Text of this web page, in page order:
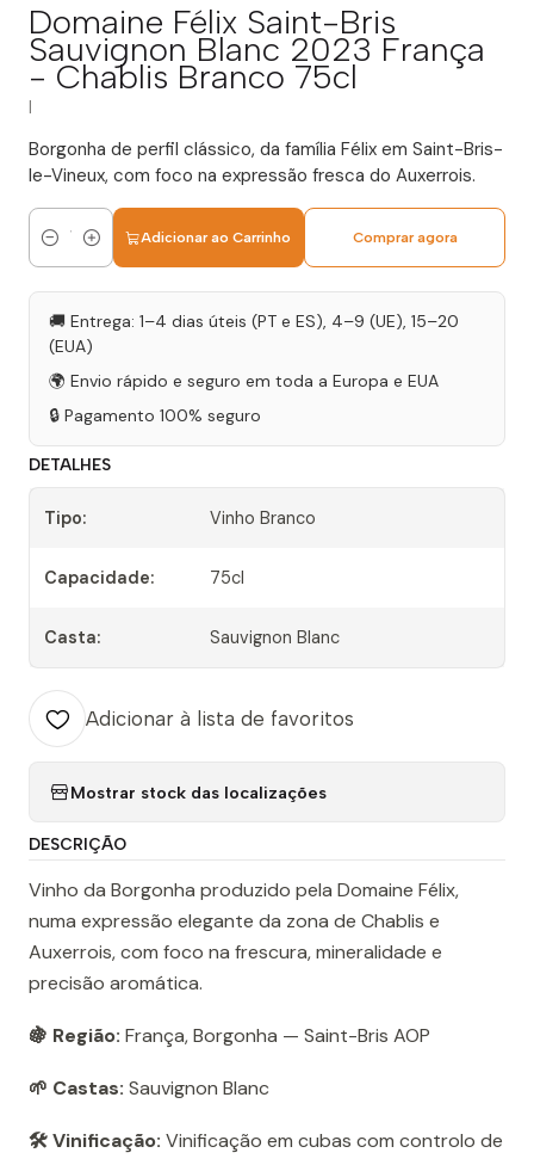
Domaine Félix Saint-Bris
Sauvignon Blanc 2023 França
- Chablis Branco 75cl
Borgonha de perfil clássico, da família Félix em Saint-Bris-
le-Vineux, com foco na expressão fresca do Auxerrois.
Quantidade
Adicionar ao Carrinho Comprar agora
🚚 Entrega: 1–4 dias úteis (PT e ES), 4–9 (UE), 15–20
(EUA)
🌍 Envio rápido e seguro em toda a Europa e EUA
🔒 Pagamento 100% seguro
DETALHES
Tipo: Vinho Branco
Capacidade: 75cl
Casta: Sauvignon Blanc
Adicionar à lista de favoritos
Mostrar stock das localizações
DESCRIÇÃO
Vinho da Borgonha produzido pela Domaine Félix,
numa expressão elegante da zona de Chablis e
Auxerrois, com foco na frescura, mineralidade e
precisão aromática.
🍇 Região: França, Borgonha — Saint-Bris AOP
🌱 Castas: Sauvignon Blanc
🛠️ Vinificação: Vinificação em cubas com controlo de